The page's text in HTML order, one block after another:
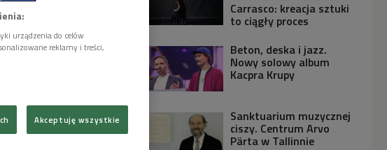
Carrasco: kreacja sztuki
to ciągły proces
Beton, deska i jazz.
Nowy solowy album
Kacpra Krupy
Sanktuarium muzycznej
ciszy. Centrum Arvo
Pärta w Tallinnie
urządzenia do celów
reklamy i treści,
Akceptuję wszystkie